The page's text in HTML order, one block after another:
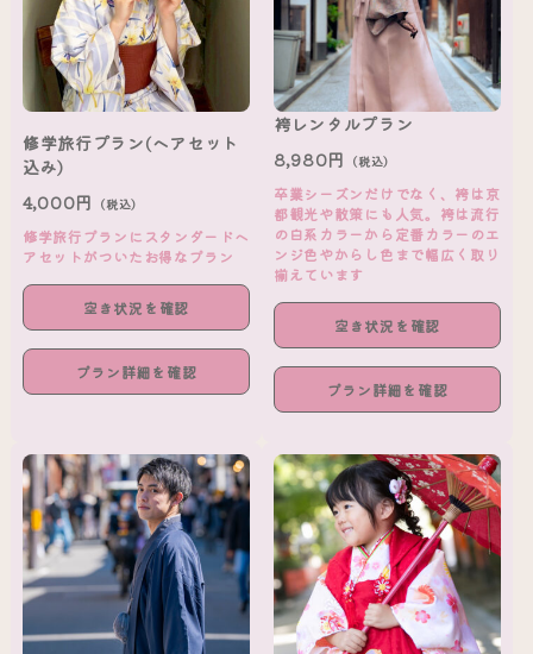
修学旅行プラン(ヘアセット
込み)
4,000円 （税込）
修学旅行プランにスタンダードヘ
アセットがついたお得なプラン
空き状況を確認
プラン詳細を確認
袴レンタルプラン
8,980円 （税込）
卒業シーズンだけでなく、袴は京
都観光や散策にも人気。袴は流行
の白系カラーから定番カラーのエ
ンジ色やからし色まで幅広く取り
揃えています
空き状況を確認
プラン詳細を確認